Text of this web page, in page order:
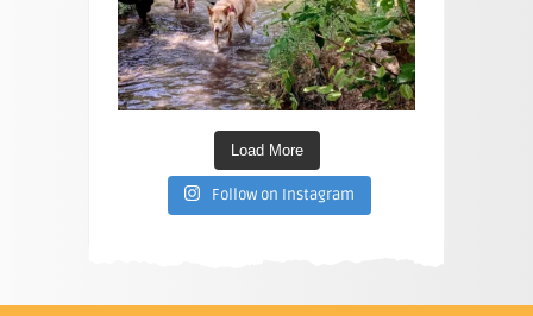
Load More
Follow on Instagram